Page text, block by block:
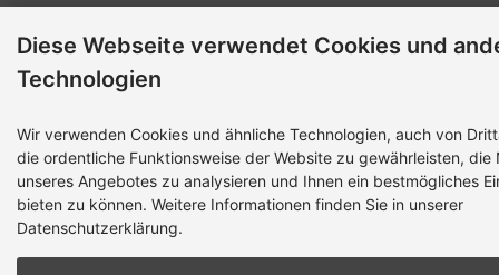
Diese Webseite verwendet Cookies und
Technologien
Wir verwenden Cookies und ähnliche Technologien, auch von
die ordentliche Funktionsweise der Website zu gewährleisten, die
unseres Angebotes zu analysieren und Ihnen ein bestmögliches
bieten zu können. Weitere Informationen finden Sie in unserer
Datenschutzerklärung.